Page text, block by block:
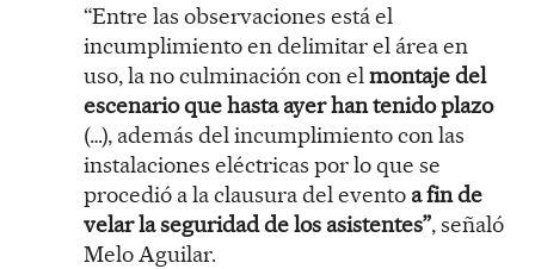
“Entre las observaciones está el
incumplimiento en delimitar el área en
uso, la no culminación con el montaje del
escenario que hasta ayer han tenido plazo
(…), además del incumplimiento con las
instalaciones eléctricas por lo que se
procedió a la clausura del evento a fin de
velar la seguridad de los asistentes”, señaló
Melo Aguilar.